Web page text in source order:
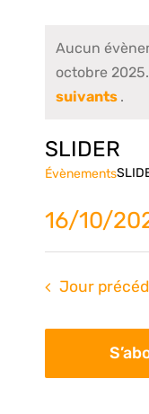
Aucun
octobre
suivants .
SLIDER
Évènements
16/10/
date.
Jour